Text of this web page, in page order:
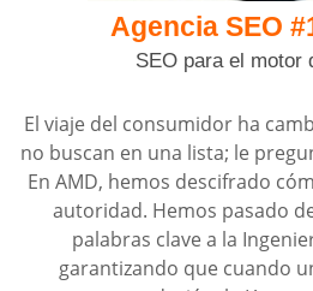
Agencia SEO
SEO para el motor
El viaje del consumidor ha
no buscan en una lista; le
En AMD, hemos descifrado
autoridad. Hemos pasado
palabras clave a la
garantizando que cuando